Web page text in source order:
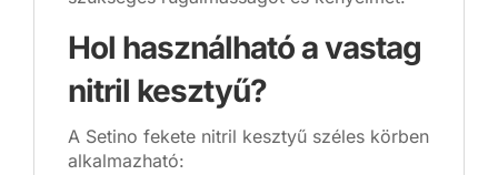
Hol használható a vastag
nitril kesztyű?
A Setino fekete nitril kesztyű széles körben
alkalmazható: